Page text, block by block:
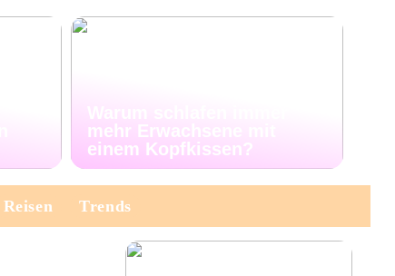
Warum schlafen immer
mehr Erwachsene mit
einem Kopfkissen?
Reisen Trends